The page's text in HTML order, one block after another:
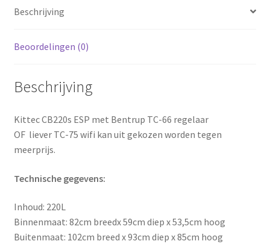
Beschrijving
Beoordelingen (0)
Beschrijving
Kittec CB220s ESP met Bentrup TC-66 regelaar
OF liever TC-75 wifi kan uit gekozen worden tegen
meerprijs.
Technische gegevens:
Inhoud: 220L
Binnenmaat: 82cm breedx 59cm diep x 53,5cm hoog
Buitenmaat: 102cm breed x 93cm diep x 85cm hoog